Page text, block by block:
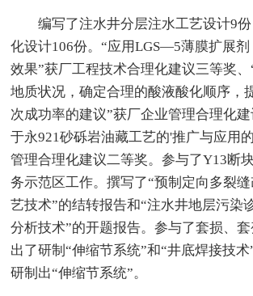
编写了注水井分层注水工艺设计9份
化设计106份。“应用LGS—5薄膜扩展
效果”获厂工程技术合理化建议三等奖
地质状况，确定合理的酸液酸化顺序，
次成功率的建议”获厂企业管理合理化
于永921砂砾岩油藏工艺的'推广与应用
管理合理化建议二等奖。参与了Y13断
务示范区工作。撰写了“预制定向多裂
艺技术”的结转报告和“注水井地层污染
分析技术”的开题报告。参与了套损、
出了研制“伸缩节系统”和“井底焊接技
研制出“伸缩节系统”。